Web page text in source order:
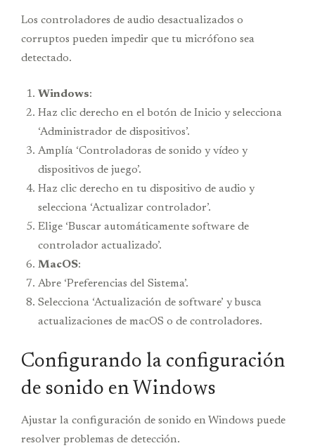
Los controladores de audio desactualizados o
corruptos pueden impedir que tu micrófono sea
detectado.
Windows:
Haz clic derecho en el botón de Inicio y selecciona
‘Administrador de dispositivos’.
Amplía ‘Controladoras de sonido y vídeo y
dispositivos de juego’.
Haz clic derecho en tu dispositivo de audio y
selecciona ‘Actualizar controlador’.
Elige ‘Buscar automáticamente software de
controlador actualizado’.
MacOS:
Abre ‘Preferencias del Sistema’.
Selecciona ‘Actualización de software’ y busca
actualizaciones de macOS o de controladores.
Configurando la configuración
de sonido en Windows
Ajustar la configuración de sonido en Windows puede
resolver problemas de detección.